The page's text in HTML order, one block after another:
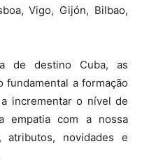
Vigo, Gijón, Bilbao,
de destino Cuba, as
a formação
incrementar o nível de
empatia com a nossa
atributos, novidades e